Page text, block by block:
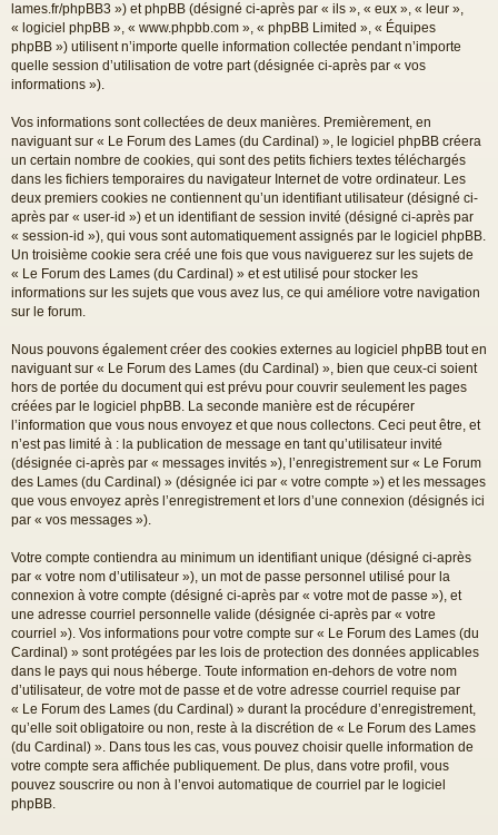
lames.fr/phpBB3 ») et phpBB (désigné ci-après par « ils », « eux », « leur »,
« logiciel phpBB », « www.phpbb.com », « phpBB Limited », « Équipes
phpBB ») utilisent n’importe quelle information collectée pendant n’importe
quelle session d’utilisation de votre part (désignée ci-après par « vos
informations »).
Vos informations sont collectées de deux manières. Premièrement, en
naviguant sur « Le Forum des Lames (du Cardinal) », le logiciel phpBB créera
un certain nombre de cookies, qui sont des petits fichiers textes téléchargés
dans les fichiers temporaires du navigateur Internet de votre ordinateur. Les
deux premiers cookies ne contiennent qu’un identifiant utilisateur (désigné ci-
après par « user-id ») et un identifiant de session invité (désigné ci-après par
« session-id »), qui vous sont automatiquement assignés par le logiciel phpBB.
Un troisième cookie sera créé une fois que vous naviguerez sur les sujets de
« Le Forum des Lames (du Cardinal) » et est utilisé pour stocker les
informations sur les sujets que vous avez lus, ce qui améliore votre navigation
sur le forum.
Nous pouvons également créer des cookies externes au logiciel phpBB tout en
naviguant sur « Le Forum des Lames (du Cardinal) », bien que ceux-ci soient
hors de portée du document qui est prévu pour couvrir seulement les pages
créées par le logiciel phpBB. La seconde manière est de récupérer
l’information que vous nous envoyez et que nous collectons. Ceci peut être, et
n’est pas limité à : la publication de message en tant qu’utilisateur invité
(désignée ci-après par « messages invités »), l’enregistrement sur « Le Forum
des Lames (du Cardinal) » (désignée ici par « votre compte ») et les messages
que vous envoyez après l’enregistrement et lors d’une connexion (désignés ici
par « vos messages »).
Votre compte contiendra au minimum un identifiant unique (désigné ci-après
par « votre nom d’utilisateur »), un mot de passe personnel utilisé pour la
connexion à votre compte (désigné ci-après par « votre mot de passe »), et
une adresse courriel personnelle valide (désignée ci-après par « votre
courriel »). Vos informations pour votre compte sur « Le Forum des Lames (du
Cardinal) » sont protégées par les lois de protection des données applicables
dans le pays qui nous héberge. Toute information en-dehors de votre nom
d’utilisateur, de votre mot de passe et de votre adresse courriel requise par
« Le Forum des Lames (du Cardinal) » durant la procédure d’enregistrement,
qu’elle soit obligatoire ou non, reste à la discrétion de « Le Forum des Lames
(du Cardinal) ». Dans tous les cas, vous pouvez choisir quelle information de
votre compte sera affichée publiquement. De plus, dans votre profil, vous
pouvez souscrire ou non à l’envoi automatique de courriel par le logiciel
phpBB.